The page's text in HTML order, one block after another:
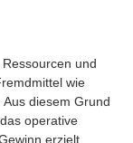
und
wie
diesem Grund
operative
erzielt